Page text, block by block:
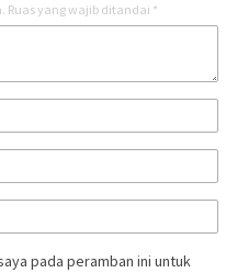
Ruas yang wajib ditandai *
pada peramban ini untuk